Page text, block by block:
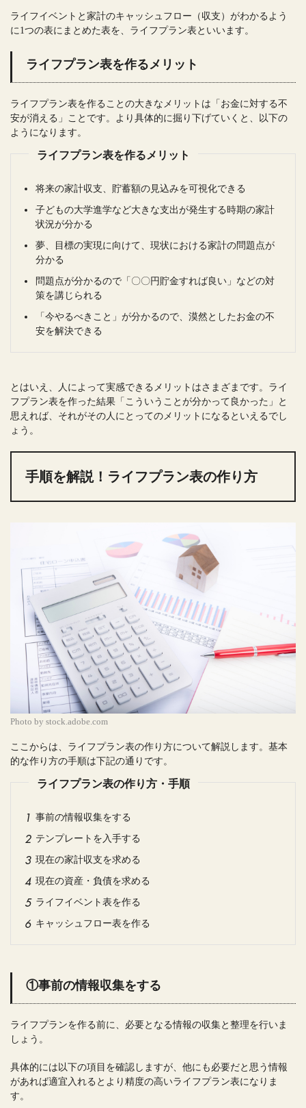
ライフイベントと家計のキャッシュフロー（収支）がわかるよう
に1つの表にまとめた表を、ライフプラン表といいます。
ライフプラン表を作るメリット
ライフプラン表を作ることの大きなメリットは「お金に対する不
安が消える」ことです。より具体的に掘り下げていくと、以下の
ようになります。
ライフプラン表を作るメリット
将来の家計収支、貯蓄額の見込みを可視化できる
子どもの大学進学など大きな支出が発生する時期の家計
状況が分かる
夢、目標の実現に向けて、現状における家計の問題点が
分かる
問題点が分かるので「〇〇円貯金すれば良い」などの対
策を講じられる
「今やるべきこと」が分かるので、漠然としたお金の不
安を解決できる
とはいえ、人によって実感できるメリットはさまざまです。ライ
フプラン表を作った結果「こういうことが分かって良かった」と
思えれば、それがその人にとってのメリットになるといえるでし
ょう。
手順を解説！ライフプラン表の作り方
Photo by stock.adobe.com
ここからは、ライフプラン表の作り方について解説します。基本
的な作り方の手順は下記の通りです。
ライフプラン表の作り方・手順
事前の情報収集をする
テンプレートを入手する
現在の家計収支を求める
現在の資産・負債を求める
ライフイベント表を作る
キャッシュフロー表を作る
①事前の情報収集をする
ライフプランを作る前に、必要となる情報の収集と整理を行いま
しょう。
具体的には以下の項目を確認しますが、他にも必要だと思う情報
があれば適宜入れるとより精度の高いライフプラン表になりま
す。